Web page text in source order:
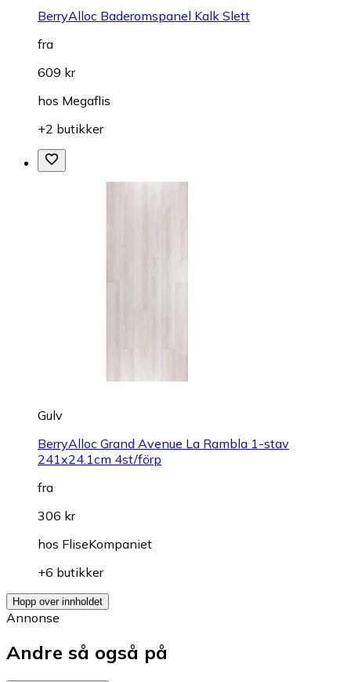
BerryAlloc Baderomspanel Kalk Slett
fra
609 kr
hos Megaflis
+2 butikker
Gulv
BerryAlloc Grand Avenue La Rambla 1-stav
241x24.1cm 4st/förp
fra
306 kr
hos FliseKompaniet
+6 butikker
Hopp over innholdet
Annonse
Andre så også på